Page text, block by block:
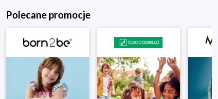
Polecane promocje